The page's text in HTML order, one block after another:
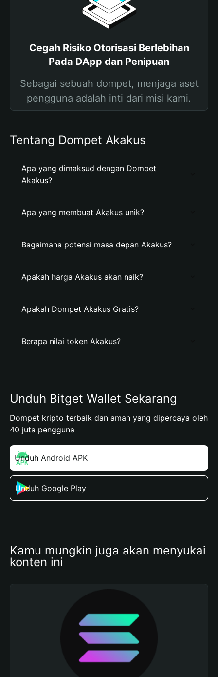
Cegah Risiko Otorisasi Berlebihan
Pada DApp dan Penipuan
Sebagai sebuah dompet, menjaga aset
pengguna adalah inti dari misi kami.
Tentang Dompet Akakus
Apa yang dimaksud dengan Dompet
Akakus?
Apa yang membuat Akakus unik?
Bagaimana potensi masa depan Akakus?
Apakah harga Akakus akan naik?
Apakah Dompet Akakus Gratis?
Berapa nilai token Akakus?
Unduh Bitget Wallet Sekarang
Dompet kripto terbaik dan aman yang dipercaya oleh
40 juta pengguna
Unduh Android APK
Unduh Google Play
Kamu mungkin juga akan menyukai
konten ini